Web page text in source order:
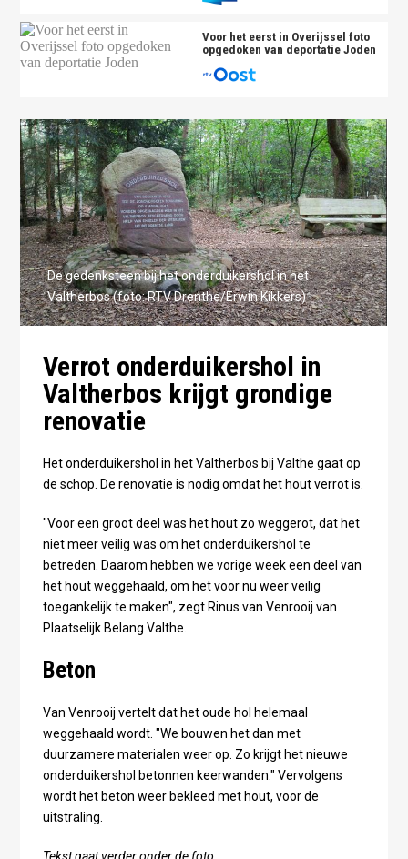
Voor het eerst in Overijssel foto
opgedoken van deportatie Joden
De gedenksteen bij het onderduikershol in het
Valtherbos (foto: RTV Drenthe/Erwin Kikkers)
Verrot onderduikershol in
Valtherbos krijgt grondige
renovatie
Het onderduikershol in het Valtherbos bij Valthe gaat op
de schop. De renovatie is nodig omdat het hout verrot is.
"Voor een groot deel was het hout zo weggerot, dat het
niet meer veilig was om het onderduikershol te
betreden. Daarom hebben we vorige week een deel van
het hout weggehaald, om het voor nu weer veilig
toegankelijk te maken", zegt Rinus van Venrooij van
Plaatselijk Belang Valthe.
Beton
Van Venrooij vertelt dat het oude hol helemaal
weggehaald wordt. "We bouwen het dan met
duurzamere materialen weer op. Zo krijgt het nieuwe
onderduikershol betonnen keerwanden." Vervolgens
wordt het beton weer bekleed met hout, voor de
uitstraling.